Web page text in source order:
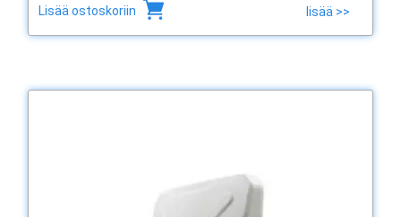
Lisää ostoskoriin lisää >>